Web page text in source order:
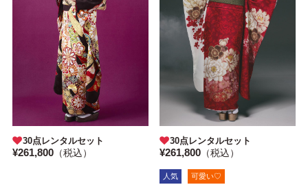
30点レンタルセット
¥261,800（税込）
30点レンタルセット
¥261,800 （税込）
人気 可愛い♡